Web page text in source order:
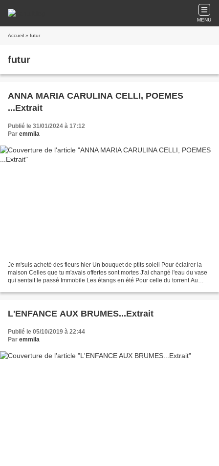
MENU
Accueil » futur
futur
ANNA MARIA CARULINA CELLI, POEMES
...Extrait
Publié le 31/01/2024 à 17:12
Par emmila
Je m'suis acheté des fleurs hier Un bouquet de ptits soleil Pour éclairer la
maison Celles que tu m'avais offertes sont mortes J'ai changé l'eau du vase
qui sentait le passé Immobile Les étangs en été Pour celle du torrent Au
L'ENFANCE AUX BRUMES...Extrait
Publié le 05/10/2019 à 22:44
Par emmila